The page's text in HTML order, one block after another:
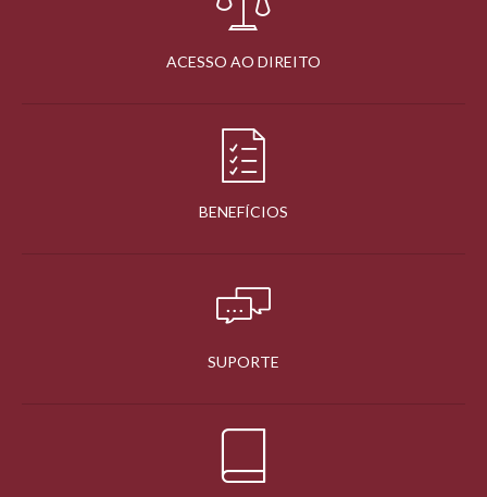
ACESSO AO DIREITO
BENEFÍCIOS
SUPORTE